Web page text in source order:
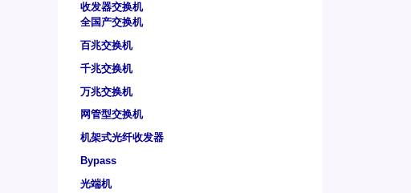
收发器交换机
全国产交换机
百兆交换机
千兆交换机
万兆交换机
网管型交换机
机架式光纤收发器
Bypass
光端机